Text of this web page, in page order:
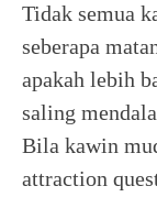
Tidak semua
seberapa
apakah lebih
saling
Bila kawin
attraction